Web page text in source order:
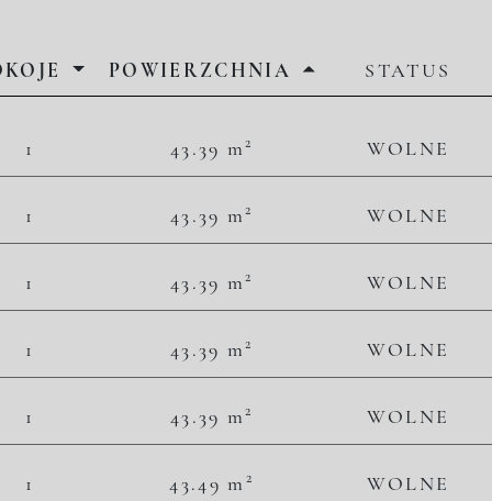
POWIERZCHNIA STATUS
1 43.39 m2 WOLNE
49 781,06 zł/m
2 160 000,00 zł
1 43.39 m2 WOLNE
49 781,06 zł/m
2 160 000,00 zł
1 43.39 m2 WOLNE
52 316,20 zł/m
2 270 000,00 zł
1 43.39 m2 WOLNE
53 468,54 zł/m
2 320 000,00 zł
1 43.39 m2 WOLNE
54 390,41 zł/m
2 360 000,00 zł
1 43.49 m 2 WOLNE
51 736,03 zł/m